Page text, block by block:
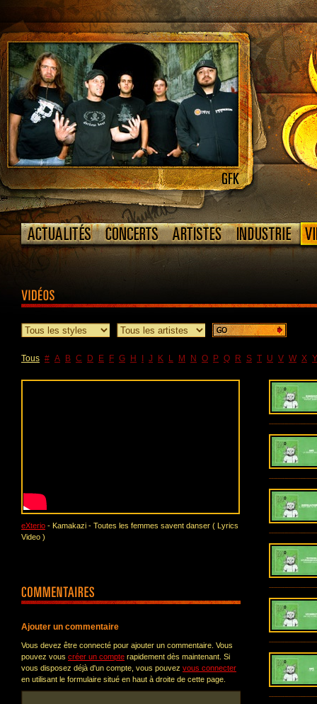
Tous # A B C D E F G H J K L M N O P Q R S T U V W X Y
eXterio - Kamakazi - Toutes les femmes savent danser ( Lyrics
Video )
Ajouter un commentaire
Vous devez être connecté pour ajouter un commentaire. Vous
pouvez vous créer un compte rapidement dès maintenant. Si
vous disposez déjà d'un compte, vous pouvez vous connecter
en utilisant le formulaire situé en haut à droite de cette page.